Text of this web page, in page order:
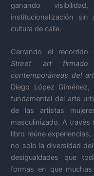
ganando
institucionalización
cultura de calle.
Cerrando el recorrido
Street art
contemporáneas del
Diego López
fundamental del arte
de las artistas
masculinizado. A través
libro reúne
no solo la diversidad
desigualdades que
formas en que